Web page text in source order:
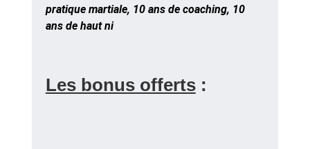
pratique martiale, 10 ans de coaching, 10
ans de haut ni
Les bonus offerts: